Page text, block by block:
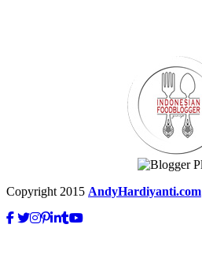
Copyright 2015 AndyHardiyanti.com